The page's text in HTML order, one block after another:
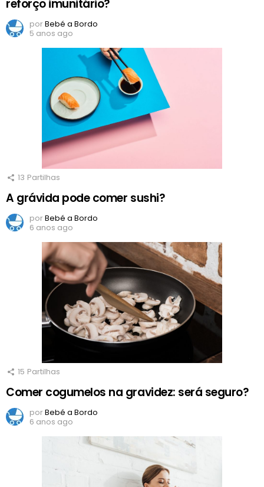
reforço imunitário?
porBebé a Bordo
5 anos ago
13 Partilhas
A grávida pode comer sushi?
porBebé a Bordo
6 anos ago
15 Partilhas
Comer cogumelos na gravidez: será seguro?
porBebé a Bordo
6 anos ago